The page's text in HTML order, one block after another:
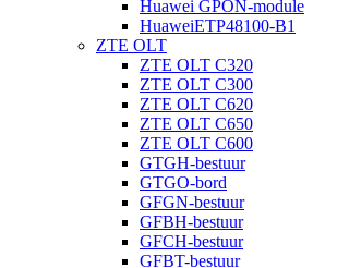
Huawei GPON-module
HuaweiETP48100-B1
ZTE OLT
ZTE OLT C320
ZTE OLT C300
ZTE OLT C620
ZTE OLT C650
ZTE OLT C600
GTGH-bestuur
GTGO-bord
GFGN-bestuur
GFBH-bestuur
GFCH-bestuur
GFBT-bestuur